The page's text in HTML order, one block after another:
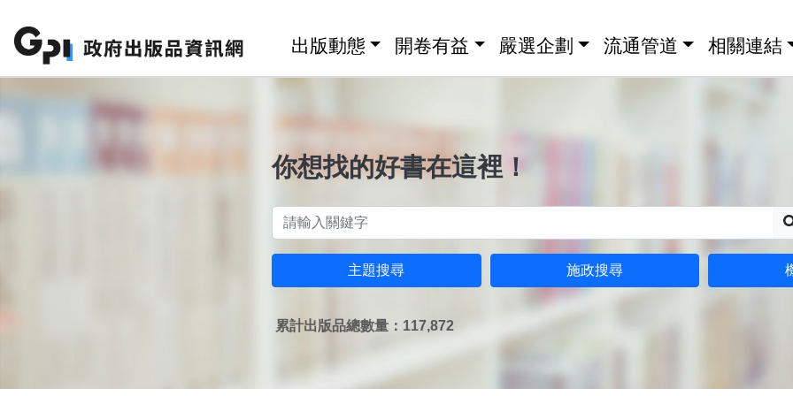
出版動態 開卷有益 嚴選企劃 流通管道 相關連結
你想找的好書在這裡！
主題搜尋 施政搜尋
累計出版品總數量：117,872